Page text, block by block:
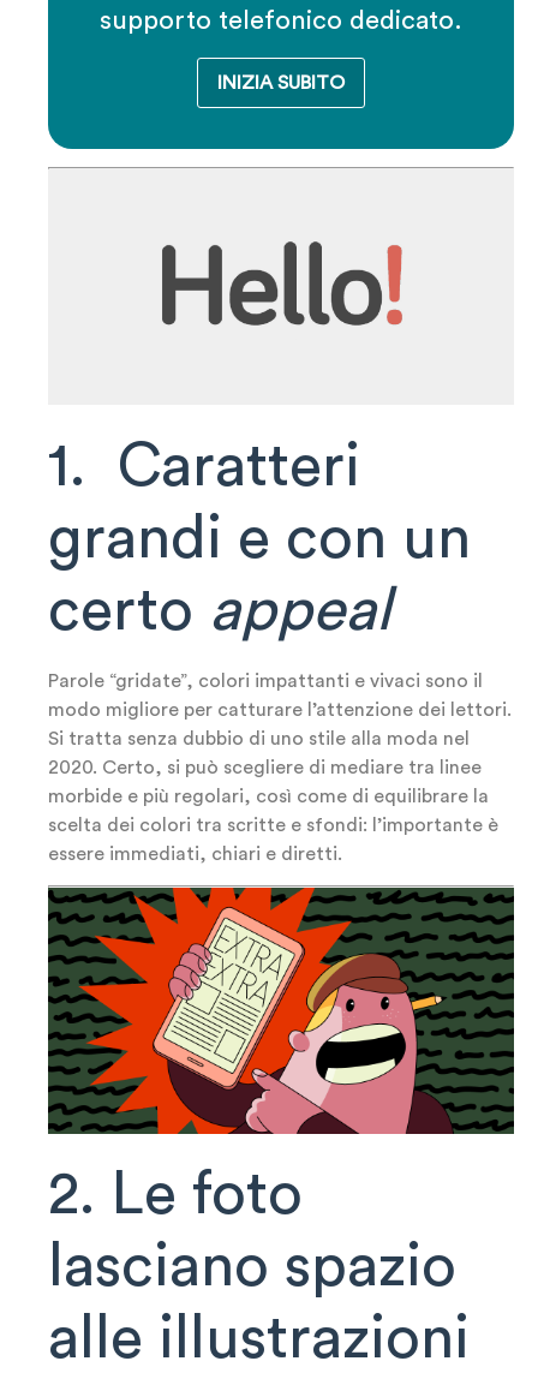
supporto telefonico dedicato.
INIZIA SUBITO
1. Caratteri
grandi e con un
certo appeal
Parole “gridate”, colori impattanti e vivaci sono il
modo migliore per catturare l’attenzione dei lettori.
Si tratta senza dubbio di uno stile alla moda nel
2020. Certo, si può scegliere di mediare tra linee
morbide e più regolari, così come di equilibrare la
scelta dei colori tra scritte e sfondi: l’importante è
essere immediati, chiari e diretti.
2. Le foto
lasciano spazio
alle illustrazioni